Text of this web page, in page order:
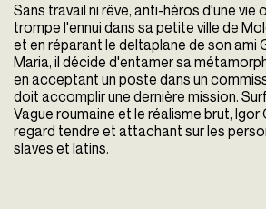
Sans travail ni rêve, anti-héros d'une vie
trompe l'ennui dans sa petite ville de
et en réparant le deltaplane de son ami
Maria, il décide d'entamer sa
en acceptant un poste dans un
doit accomplir une dernière mission.
Vague roumaine et le réalisme brut,
regard tendre et attachant sur les
slaves et latins.